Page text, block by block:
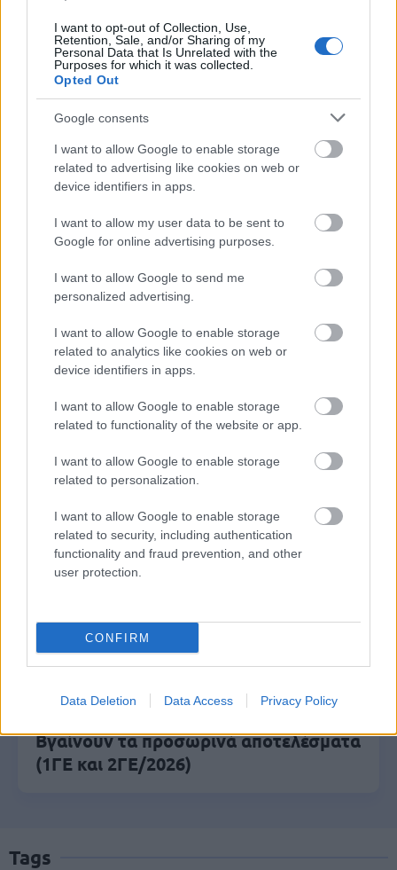
I want to opt-out of Collection, Use,
Retention, Sale, and/or Sharing of my
Personal Data that Is Unrelated with the
Purposes for which it was collected.
Opted Out
Google consents
I want to allow Google to enable storage
related to advertising like cookies on web or
device identifiers in apps.
I want to allow my user data to be sent to
Google for online advertising purposes.
I want to allow Google to send me
personalized advertising.
I want to allow Google to enable storage
related to analytics like cookies on web or
device identifiers in apps.
I want to allow Google to enable storage
related to functionality of the website or app.
I want to allow Google to enable storage
related to personalization.
I want to allow Google to enable storage
related to security, including authentication
functionality and fraud prevention, and other
user protection.
CONFIRM
Data Deletion Data Access Privacy Policy
μέρες
Μάθε πρώτος όλες τις σημαντικές
ειδήσεις.
Βάλε το proson.gr στα αποτελέσματα
ΑΣΕΠ: Νέος γραπτός διαγωνισμός -
Μόνιμοι στο υπουργείο Εξωτερικών
αύξηση στα 1.000 ευρώ από το 2027
Δημόσιο - Στις 1.102 οι αιτήσεις
(στατιστικά)
Βγαίνουν τα προσωρινά αποτελέσματα
(1ΓΕ και 2ΓΕ/2026)
Tags